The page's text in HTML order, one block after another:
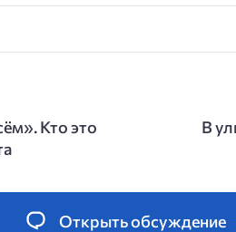
Кто это
В
Открыть обсуждение